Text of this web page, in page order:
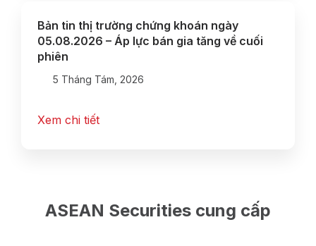
Bản tin thị trường chứng khoán ngày
05.08.2026 – Áp lực bán gia tăng về cuối
phiên
5 Tháng Tám, 2026
Xem chi tiết
ASEAN Securities cung cấp